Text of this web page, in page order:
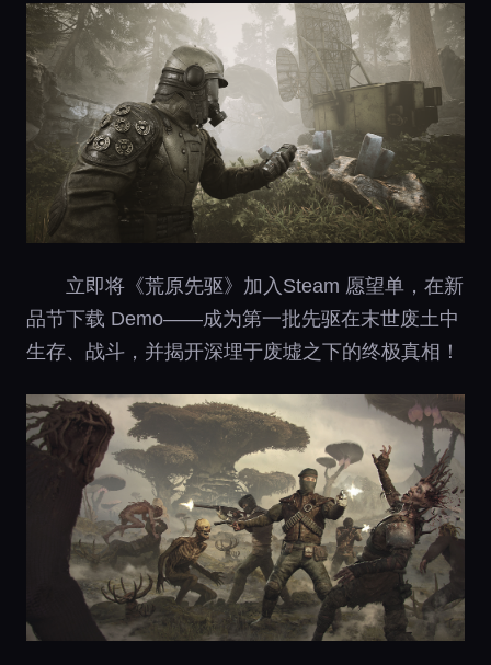
立即将《荒原先驱》加入Steam 愿望单，在新
品节下载 Demo——成为第一批先驱在末世废土中
生存、战斗，并揭开深埋于废墟之下的终极真相！